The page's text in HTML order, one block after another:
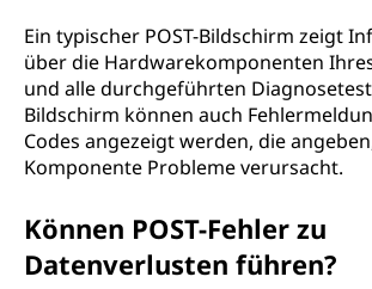
Ein typischer POST-Bildschirm zeigt
über die Hardwarekomponenten
und alle durchgeführten
Bildschirm können auch
Codes angezeigt werden, die
Komponente Probleme verursacht.
Können POST-Fehler zu
Datenverlusten führen?